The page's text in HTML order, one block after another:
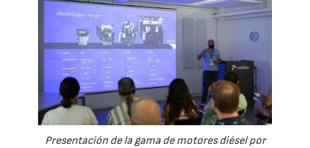
Presentación de la gama de motores diésel por